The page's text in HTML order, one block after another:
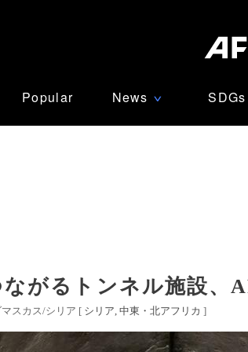
Popular News ∨ SDGs
がるトンネル施設、
スカス/シリア [ シリア 中東・北アフリカ ]